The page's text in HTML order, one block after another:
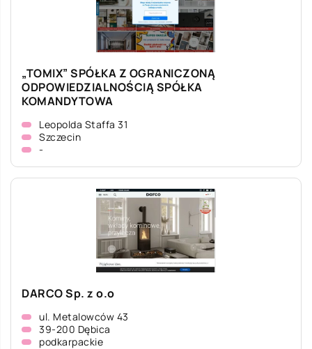
„TOMIX” SPÓŁKA Z OGRANICZONĄ
ODPOWIEDZIALNOŚCIĄ SPÓŁKA
KOMANDYTOWA
Leopolda Staffa 31
Szczecin
-
DARCO Sp. z o.o
ul. Metalowców 43
39-200 Dębica
podkarpackie